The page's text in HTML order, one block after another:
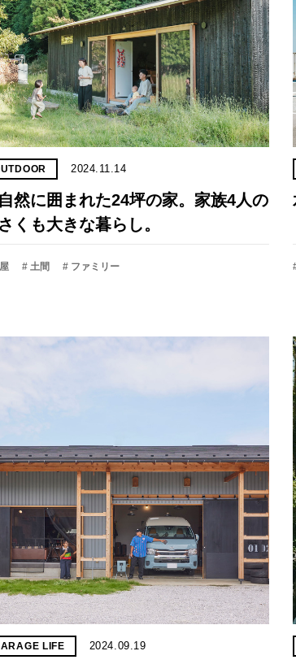
2024.11.14
然に囲まれた24坪の家。家族4人の
くも大きな暮らし。
# 土間 # ファミリー
LIFE 2024.09.19